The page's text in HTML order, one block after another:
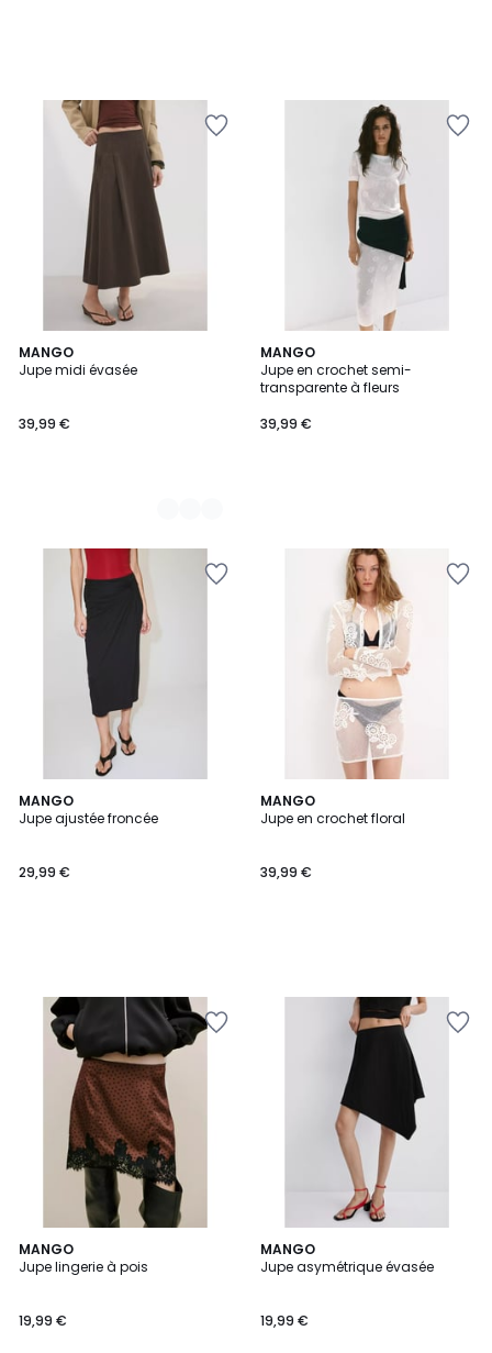
MANGO
Jupe midi évasée
39,99 €
2
Couleurs
MANGO
Jupe en crochet semi-
transparente à fleurs
39,99 €
MANGO
Jupe ajustée froncée
29,99 €
MANGO
Jupe en crochet floral
39,99 €
MANGO
Jupe lingerie à pois
19,99 €
MANGO
Jupe asymétrique évasée
19,99 €